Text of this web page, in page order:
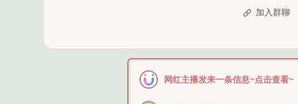
加入群聊
网红主播发来一条信息~点击查看~